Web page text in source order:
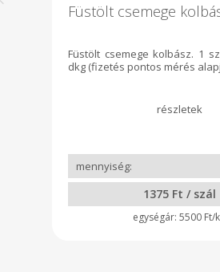
Füstölt csemege
Füstölt csemege kolbász. 1
dkg (fizetés pontos mérés
1375 Ft / szál
5500 Ft/